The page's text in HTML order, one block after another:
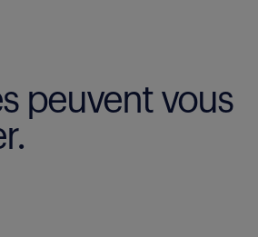
peuvent vous